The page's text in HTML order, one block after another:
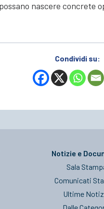
nascere concrete
Condividi su:
Notizie e
Sala
Comunicati
Ultime